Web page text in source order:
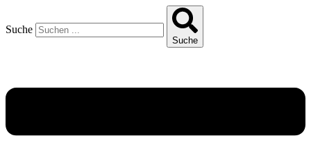
Suche
Suche